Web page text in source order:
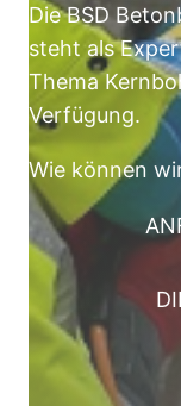
Die BSD
steht als
Thema
Verfügung.
Wie können